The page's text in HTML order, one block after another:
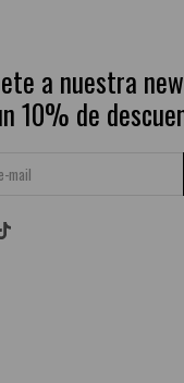
a nuestra
10% de